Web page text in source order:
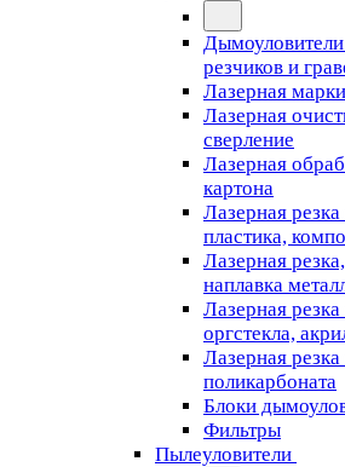
резчиков и
Лазерная
Лазерная
сверление
Лазерная
картона
Лазерная
пластика,
Лазерная
наплавка
Лазерная
оргстекла,
Лазерная
поликарбоната
Блоки
Фильтры
Пылеуловители